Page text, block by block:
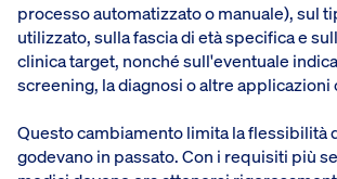
processo automatizzato o manuale), sul
utilizzato, sulla fascia di età specifica e
clinica target, nonché sull'eventuale
screening, la diagnosi o altre applicazioni
Questo cambiamento limita la flessibilità
godevano in passato. Con i requisiti più